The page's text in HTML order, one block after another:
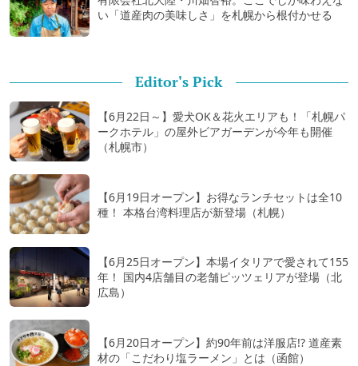
い「道産肉の美味しさ」を札幌から根付かせる
Editor's Pick
【6月22日～】愛犬OK＆花火エリアも！「札幌パ
ークホテル」の屋外ビアガーデンが今年も開催
（札幌市）
【6月19日オープン】お得なランチセットは全10
種！ 本格台湾料理店が新登場（札幌）
【6月25日オープン】本場イタリアで愛されて155
年！ 国内4店舗目の老舗ピッツェリアが登場（北
広島）
【6月20日オープン】約90年前は洋服店!? 道産素
材の「こだわり塩ラーメン」とは（函館）